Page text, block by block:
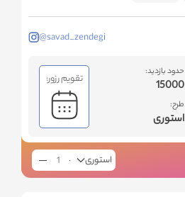
@savad_zendegi
حدود بازدید:
15000
طرح:
استوری
تقویم رزور:
استوری